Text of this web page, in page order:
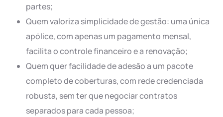
partes;
Quem valoriza simplicidade de gestão: uma única
apólice, com apenas um pagamento mensal,
facilita o controle financeiro e a renovação;
Quem quer facilidade de adesão a um pacote
completo de coberturas, com rede credenciada
robusta, sem ter que negociar contratos
separados para cada pessoa;